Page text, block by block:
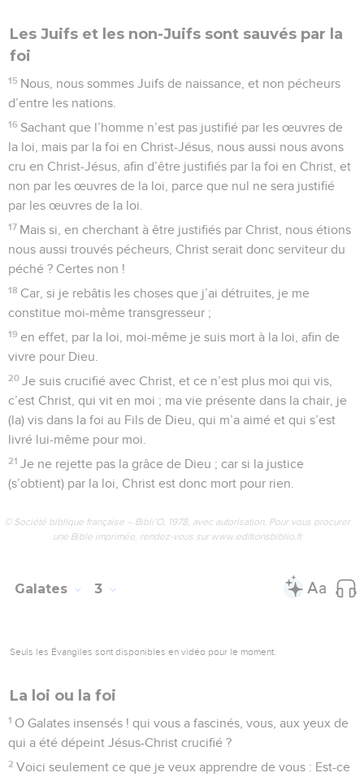
Les Juifs et les non-Juifs sont sauvés par la
foi
15 Nous, nous sommes Juifs de naissance, et non pécheurs
d’entre les nations.
16 Sachant que l’homme n’est pas justifié par les œuvres de
la loi, mais par la foi en Christ-Jésus, nous aussi nous avons
cru en Christ-Jésus, afin d’être justifiés par la foi en Christ, et
non par les œuvres de la loi, parce que nul ne sera justifié
par les œuvres de la loi.
17 Mais si, en cherchant à être justifiés par Christ, nous étions
nous aussi trouvés pécheurs, Christ serait donc serviteur du
péché ? Certes non !
18 Car, si je rebâtis les choses que j’ai détruites, je me
constitue moi-même transgresseur ;
19 en effet, par la loi, moi-même je suis mort à la loi, afin de
vivre pour Dieu.
20 Je suis crucifié avec Christ, et ce n’est plus moi qui vis,
c’est Christ, qui vit en moi ; ma vie présente dans la chair, je
(la) vis dans la foi au Fils de Dieu, qui m’a aimé et qui s’est
livré lui-même pour moi.
21 Je ne rejette pas la grâce de Dieu ; car si la justice
(s’obtient) par la loi, Christ est donc mort pour rien.
© Société biblique française – Bibli’O, 1978, avec autorisation. Pour vous procurer
une Bible imprimée, rendez-vous sur www.editionsbiblio.fr
Galates 3
Seuls les Évangiles sont disponibles en vidéo pour le moment.
La loi ou la foi
1 O Galates insensés ! qui vous a fascinés, vous, aux yeux de
qui a été dépeint Jésus-Christ crucifié ?
2 Voici seulement ce que je veux apprendre de vous : Est-ce